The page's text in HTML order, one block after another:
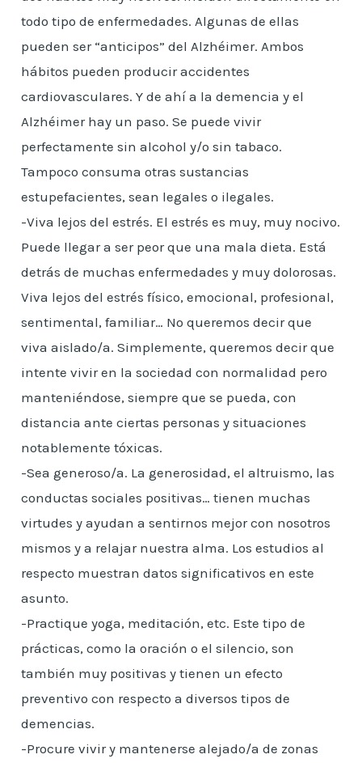
todo tipo de enfermedades. Algunas de ellas
pueden ser “anticipos” del Alzhéimer. Ambos
hábitos pueden producir accidentes
cardiovasculares. Y de ahí a la demencia y el
Alzhéimer hay un paso. Se puede vivir
perfectamente sin alcohol y/o sin tabaco.
Tampoco consuma otras sustancias
estupefacientes, sean legales o ilegales.
-Viva lejos del estrés. El estrés es muy, muy nocivo.
Puede llegar a ser peor que una mala dieta. Está
detrás de muchas enfermedades y muy dolorosas.
Viva lejos del estrés físico, emocional, profesional,
sentimental, familiar… No queremos decir que
viva aislado/a. Simplemente, queremos decir que
intente vivir en la sociedad con normalidad pero
manteniéndose, siempre que se pueda, con
distancia ante ciertas personas y situaciones
notablemente tóxicas.
-Sea generoso/a. La generosidad, el altruismo, las
conductas sociales positivas… tienen muchas
virtudes y ayudan a sentirnos mejor con nosotros
mismos y a relajar nuestra alma. Los estudios al
respecto muestran datos significativos en este
asunto.
-Practique yoga, meditación, etc. Este tipo de
prácticas, como la oración o el silencio, son
también muy positivas y tienen un efecto
preventivo con respecto a diversos tipos de
demencias.
-Procure vivir y mantenerse alejado/a de zonas